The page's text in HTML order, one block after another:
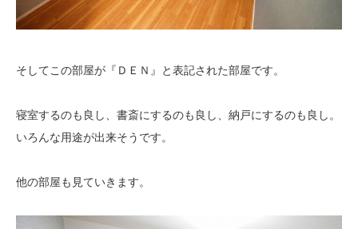
そしてこの部屋が『ＤＥＮ』と表記された部屋です。
寝室するのも良し、書斎にするのも良し、納戸にするのも良し。
いろんな用途が出来そうです。
他の部屋も見ていきます。